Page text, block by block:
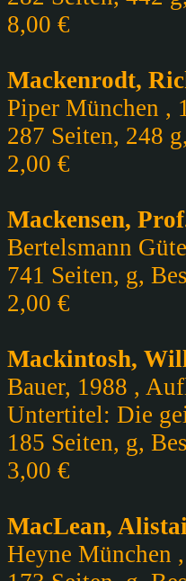
8,00 €
Mackenrodt,
Piper München ,
287 Seiten, 248
2,00 €
Mackensen,
Bertelsmann
741 Seiten, g,
2,00 €
Mackintosh,
Bauer, 1988 ,
Untertitel: Die
185 Seiten, g,
3,00 €
MacLean,
Heyne München